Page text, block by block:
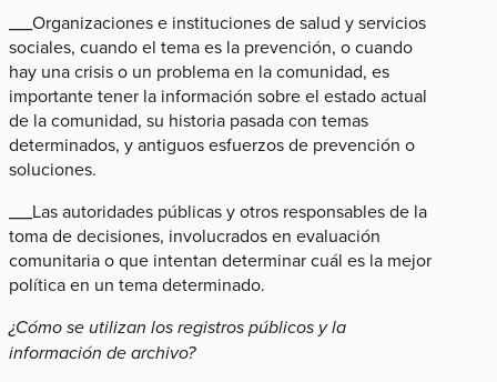
___Organizaciones e instituciones de salud y servicios
sociales, cuando el tema es la prevención, o cuando
hay una crisis o un problema en la comunidad, es
importante tener la información sobre el estado actual
de la comunidad, su historia pasada con temas
determinados, y antiguos esfuerzos de prevención o
soluciones.
___Las autoridades públicas y otros responsables de la
toma de decisiones, involucrados en evaluación
comunitaria o que intentan determinar cuál es la mejor
política en un tema determinado.
¿Cómo se utilizan los registros públicos y la
información de archivo?